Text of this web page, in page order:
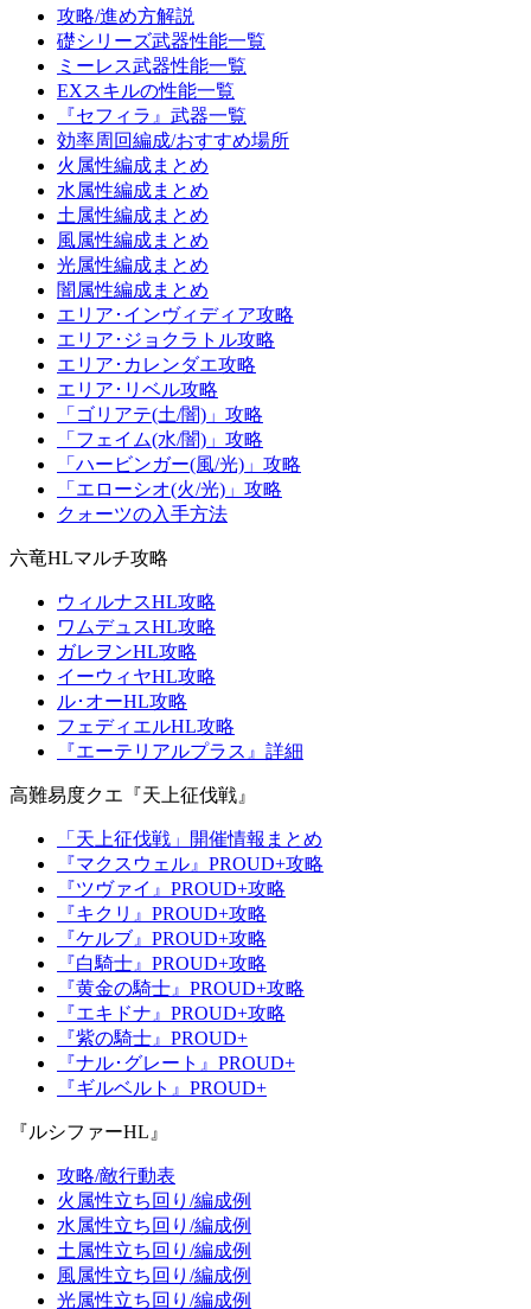
攻略/進め方解説
礎シリーズ武器性能一覧
ミーレス武器性能一覧
EXスキルの性能一覧
『セフィラ』武器一覧
効率周回編成/おすすめ場所
火属性編成まとめ
水属性編成まとめ
土属性編成まとめ
風属性編成まとめ
光属性編成まとめ
闇属性編成まとめ
エリア･インヴィディア攻略
エリア･ジョクラトル攻略
エリア･カレンダエ攻略
エリア･リベル攻略
「ゴリアテ(土/闇)」攻略
「フェイム(水/闇)」攻略
「ハービンガー(風/光)」攻略
「エローシオ(火/光)」攻略
クォーツの入手方法
六竜HLマルチ攻略
ウィルナスHL攻略
ワムデュスHL攻略
ガレヲンHL攻略
イーウィヤHL攻略
ル･オーHL攻略
フェディエルHL攻略
『エーテリアルプラス』詳細
高難易度クエ『天上征伐戦』
「天上征伐戦」開催情報まとめ
『マクスウェル』PROUD+攻略
『ツヴァイ』PROUD+攻略
『キクリ』PROUD+攻略
『ケルブ』PROUD+攻略
『白騎士』PROUD+攻略
『黄金の騎士』PROUD+攻略
『エキドナ』PROUD+攻略
『紫の騎士』PROUD+
『ナル･グレート』PROUD+
『ギルベルト』PROUD+
『ルシファーHL』
攻略/敵行動表
火属性立ち回り/編成例
水属性立ち回り/編成例
土属性立ち回り/編成例
風属性立ち回り/編成例
光属性立ち回り/編成例